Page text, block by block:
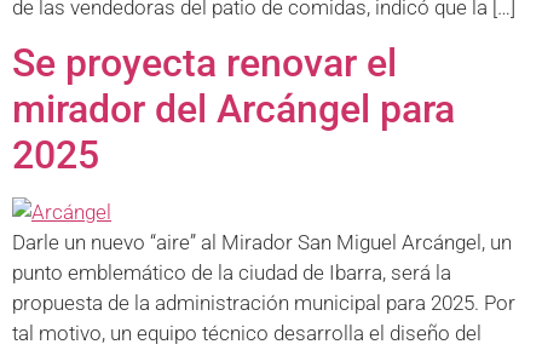
de las vendedoras del patio de comidas, indicó que la […]
Se proyecta renovar el
mirador del Arcángel para
2025
Darle un nuevo “aire” al Mirador San Miguel Arcángel, un
punto emblemático de la ciudad de Ibarra, será la
propuesta de la administración municipal para 2025. Por
tal motivo, un equipo técnico desarrolla el diseño del